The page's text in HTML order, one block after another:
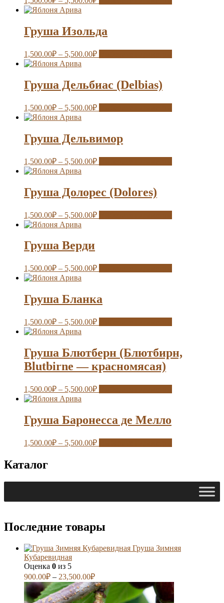
Груша Изольда
1,500.00₽ – 5,500.00₽
Груша Дельбиас (Delbias)
1,500.00₽ – 5,500.00₽
Груша Дельвимор
1,500.00₽ – 5,500.00₽
Груша Долорес (Dolores)
1,500.00₽ – 5,500.00₽
Груша Верди
1,500.00₽ – 5,500.00₽
Груша Бланка
1,500.00₽ – 5,500.00₽
Груша Блютберн (Блютбирн,
Blutbirne — красномясая)
1,500.00₽ – 5,500.00₽
Груша Баронесса де Мелло
1,500.00₽ – 5,500.00₽
Каталог
Последние товары
Груша Зимняя
Кубаревидная
Оценка 0 из 5
900.00₽ – 23,500.00₽